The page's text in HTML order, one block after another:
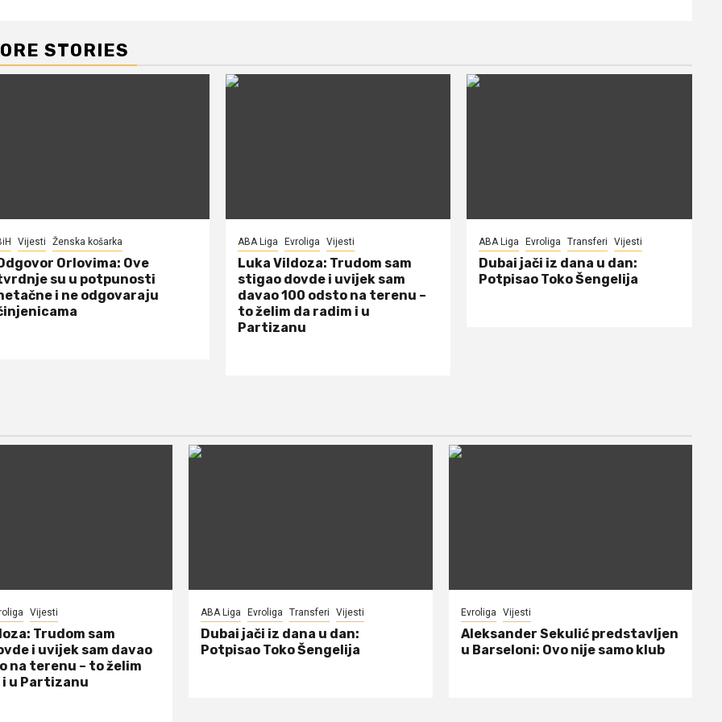
STORIES
Vijesti Ženska košarka
Orlovima: ​Ove
su u potpunosti
i ne odgovaraju
ABA Liga Evroliga Vijesti
Luka Vildoza: Trudom sam
stigao dovde i uvijek sam
davao 100 odsto na terenu –
to želim da radim i u
Partizanu
ABA Liga Evroliga Transferi Vijesti
Dubai jači iz dana u dan:
Potpisao Toko Šengelija
Vijesti
Trudom sam
i uvijek sam davao
na terenu – to želim
u Partizanu
ABA Liga Evroliga Transferi Vijesti
Dubai jači iz dana u dan:
Potpisao Toko Šengelija
Evroliga Vijesti
Aleksander Sekulić predstavljen
u Barseloni: Ovo nije samo klub